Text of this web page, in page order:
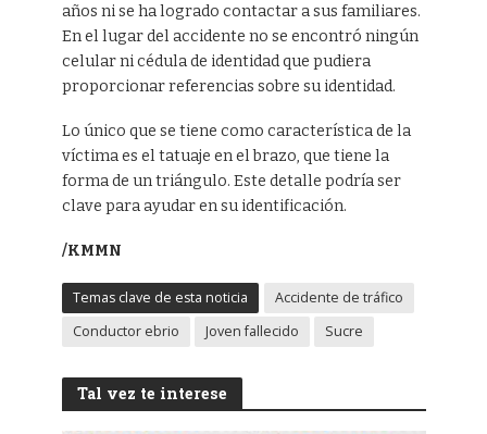
años ni se ha logrado contactar a sus familiares.
En el lugar del accidente no se encontró ningún
celular ni cédula de identidad que pudiera
proporcionar referencias sobre su identidad.
Lo único que se tiene como característica de la
víctima es el tatuaje en el brazo, que tiene la
forma de un triángulo. Este detalle podría ser
clave para ayudar en su identificación.
/KMMN
Temas clave de esta noticia
Accidente de tráfico
Conductor ebrio
Joven fallecido Sucre
Tal vez te interese